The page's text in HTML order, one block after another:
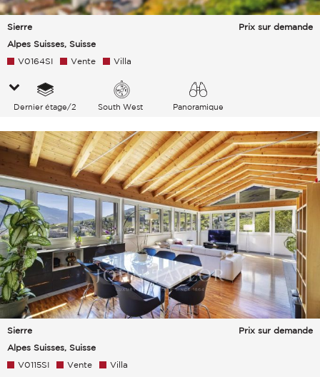
Sierre
Alpes Suisses, Suisse
Prix sur demande
V0164SI Vente Villa
Dernier étage/2 South West
Panoramique
Sierre
Alpes Suisses, Suisse
Prix sur demande
V0115SI Vente Villa